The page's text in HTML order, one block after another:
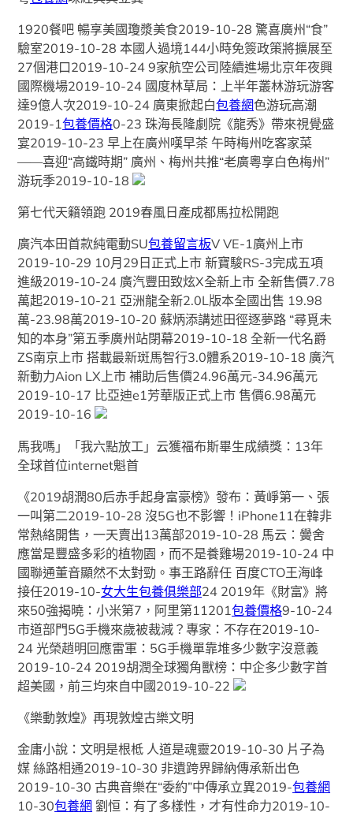
1920餐吧 暢享美國瓊漿美食2019-10-28 驚喜廣州“食”
驗室2019-10-28 本國人過境144小時免簽政策將擴展至
27個港口2019-10-24 9家航空公司陸續進場北京年夜興
國際機場2019-10-24 國度林草局：上半年叢林游玩游客
達9億人次2019-10-24 廣東掀起白包養網色游玩高潮
2019-1包養價格0-23 珠海長隆劇院《龍秀》帶來視覺盛
宴2019-10-23 早上在廣州嘆早茶 午時梅州吃客家菜
——喜迎“高鐵時期” 廣州、梅州共推“老廣粵享白色梅州”
游玩季2019-10-18
第七代天籟領跑 2019春風日產成都馬拉松開跑
廣汽本田首款純電動SU包養留言板V VE-1廣州上市
2019-10-29 10月29日正式上市 新寶駿RS-3完成五項
進級2019-10-24 廣汽豐田致炫X全新上市 全新售價7.78
萬起2019-10-21 ​亞洲龍全新2.0L版本全國出售 19.98
萬-23.98萬2019-10-20 蘇炳添講述田徑逐夢路 “尋覓未
知的本身”第五季廣州站閉幕2019-10-18 全新一代名爵
ZS南京上市 搭載最新斑馬智行3.0體系2019-10-18 廣汽
新動力Aion LX上市 補助后售價24.96萬元-34.96萬元
2019-10-17 比亞迪e1芳華版正式上市 售價6.98萬元
2019-10-16
馬我嗎」「我六點放工」云獲福布斯畢生成績獎：13年
全球首位internet魁首
《2019胡潤80后赤手起身富豪榜》發布：黃崢第一、張
一叫第二2019-10-28 沒5G也不影響！iPhone11在韓非
常熱絡開售，一天賣出13萬部2019-10-28 馬云：黌舍
應當是豐盛多彩的植物園，而不是養雞場2019-10-24 中
國聯通董音顯然不太對勁。事王路辭任 百度CTO王海峰
接任2019-10-女大生包養俱樂部24 2019年《財富》將
來50強揭曉：小米第7，阿里第11201包養價格9-10-24
市道部門5G手機來歲被裁減？專家：不存在2019-10-
24 光榮趙明回應雷軍：5G手機單靠堆多少數字沒意義
2019-10-24 2019胡潤全球獨角獸榜：中企多少數字首
超美國，前三均來自中國2019-10-22
《樂動敦煌》再現敦煌古樂文明
金庸小說：文明是根柢 人道是魂靈2019-10-30 片子為
媒 絲路相通2019-10-30 非遺跨界歸納傳承新出色
2019-10-30 古典音樂在“委約”中傳承立異2019-包養網
10-30包養網 劉恒：有了多樣性，才有性命力2019-10-